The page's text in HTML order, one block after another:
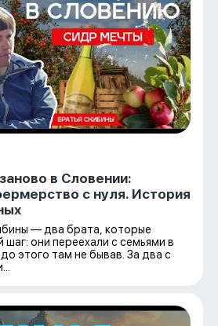
в Словении:
с нуля. История
— два брата, которые
они переехали с семьями в
этого там не бывав. За два с